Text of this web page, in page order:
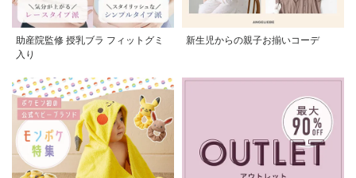
助産院監修 授乳ブラ フィットグミ
入り
新生児からの親子お揃いコーデ